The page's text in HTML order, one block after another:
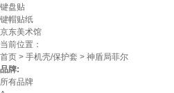
键盘贴
键帽贴纸
京东美术馆
当前位置：
首页 > 手机壳/保护套 > 神盾局菲尔
品牌:
所有品牌